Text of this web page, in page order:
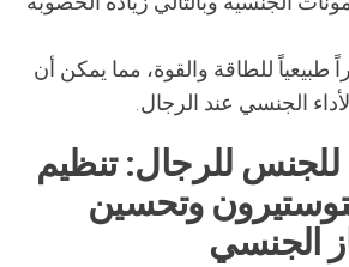
طبيعياً للطاقة والقوة، مما يمكن أن
الجنسي عند الرجال.
للجنس للرجال: تنظيم
وتحسين
الجنسي